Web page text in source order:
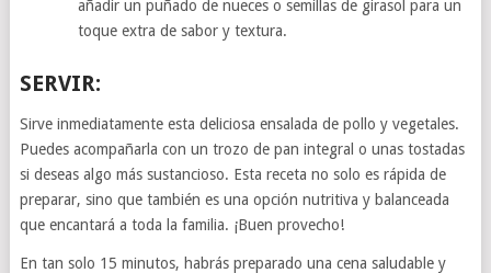
añadir un puñado de nueces o semillas de girasol para un
toque extra de sabor y textura.
SERVIR:
Sirve inmediatamente esta deliciosa ensalada de pollo y vegetales.
Puedes acompañarla con un trozo de pan integral o unas tostadas
si deseas algo más sustancioso. Esta receta no solo es rápida de
preparar, sino que también es una opción nutritiva y balanceada
que encantará a toda la familia. ¡Buen provecho!
En tan solo 15 minutos, habrás preparado una cena saludable y